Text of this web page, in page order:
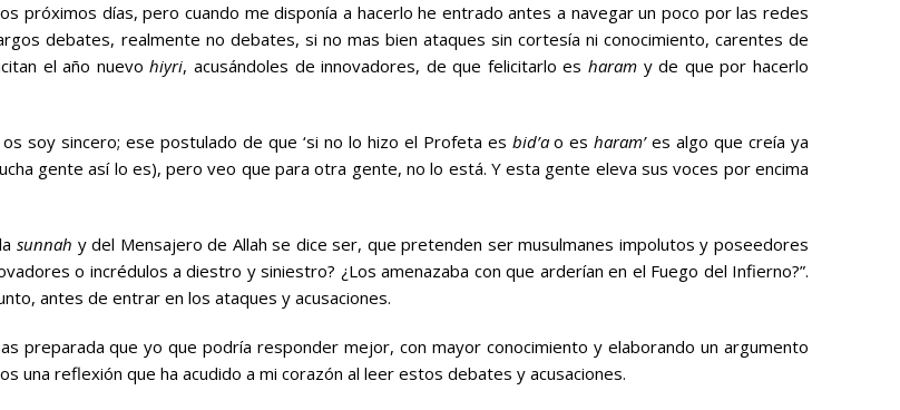
próximos días, pero cuando me disponía a hacerlo he entrado antes a navegar un poco por las redes
debates, realmente no debates, si no mas bien ataques sin cortesía ni conocimiento, carentes de
el año nuevohiyri, acusándoles de innovadores, de que felicitarlo esharam y de que por hacerlo
soy sincero; ese postulado de que ‘si no lo hizo el Profeta es bid’ao esharam’es algo que creía ya
gente así lo es), pero veo que para otra gente, no lo está. Y esta gente eleva sus voces por encima
sunnah y del Mensajero de Allah se dice ser, que pretenden ser musulmanes impolutos y poseedores
o incrédulos a diestro y siniestro? ¿Los amenazaba con que arderían en el Fuego del Infierno?”.
antes de entrar en los ataques y acusaciones.
preparada que yo que podría responder mejor, con mayor conocimiento y elaborando un argumento
una reflexión que ha acudido a mi corazón al leer estos debates y acusaciones.